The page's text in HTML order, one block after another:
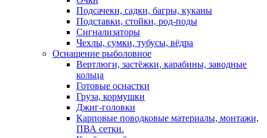
Подсачеки, садки, багры, куканы
Подставки, стойки, род-поды
Сигнализаторы
Чехлы, сумки, тубусы, вёдра
Оснащение рыболовное
Вертлюги, застёжки, карабины, заводные
кольца
Готовые оснастки
Груза, кормушки
Джиг-головки
Карповые поводковые материалы, монтажи,
ПВА сетки.